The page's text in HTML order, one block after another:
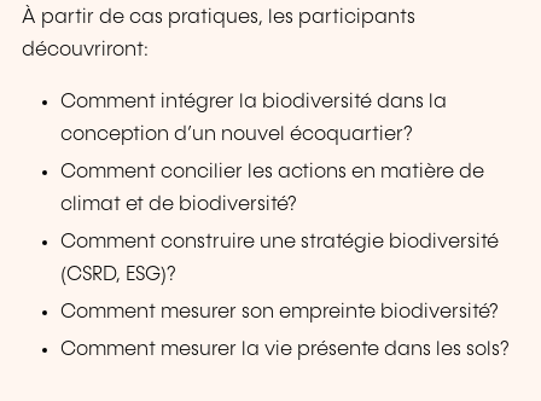
À partir de cas pratiques, les participants
découvriront:
Comment intégrer la biodiversité dans la
conception d’un nouvel écoquartier?
Comment concilier les actions en matière de
climat et de biodiversité?
Comment construire une stratégie biodiversité
(CSRD, ESG)?
Comment mesurer son empreinte biodiversité?
Comment mesurer la vie présente dans les sols?